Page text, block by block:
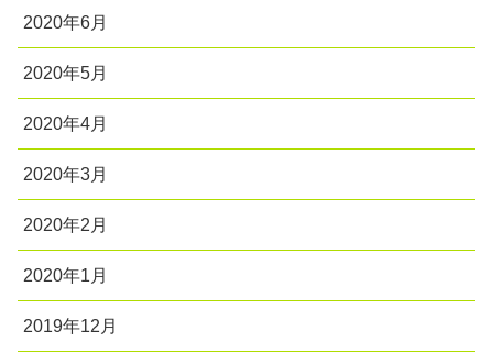
2020年6月
2020年5月
2020年4月
2020年3月
2020年2月
2020年1月
2019年12月